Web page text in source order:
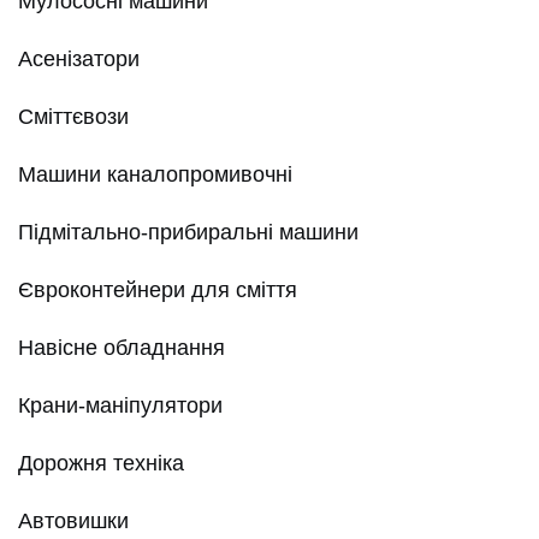
Асенізатори
Сміттєвози
Машини каналопромивочні
Підмітально-прибиральні машини
Євроконтейнери для сміття
Навісне обладнання
Крани-маніпулятори
Дорожня техніка
Автовишки